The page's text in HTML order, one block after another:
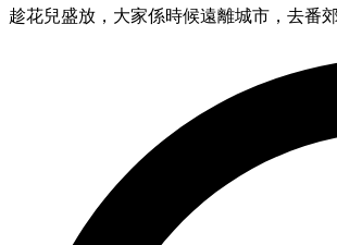
趁花兒盛放，大家係時候遠離城市，去番